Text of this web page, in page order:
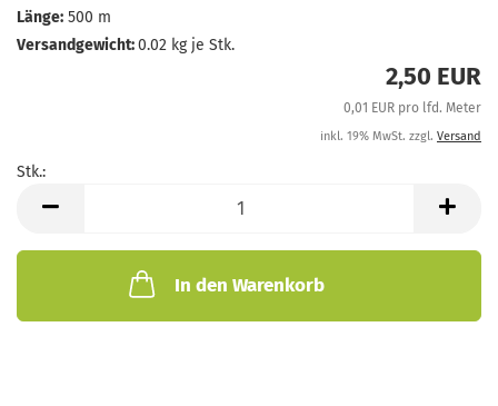
Länge: 500 m
Versandgewicht:0.02 kg je Stk.
2,50 EUR
0,01 EUR pro lfd. Meter
inkl. 19% MwSt. zzgl. Versand
Stk.:
In den Warenkorb